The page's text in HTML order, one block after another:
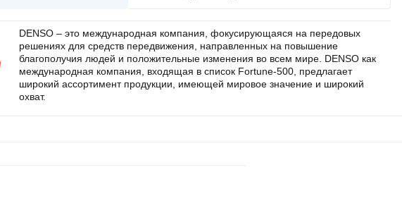
DENSO – это международная компания, фокусирующаяся на передовых
решениях для средств передвижения, направленных на повышение
благополучия людей и положительные изменения во всем мире. DENSO как
международная компания, входящая в список Fortune-500, предлагает
широкий ассортимент продукции, имеющей мировое значение и широкий
охват.